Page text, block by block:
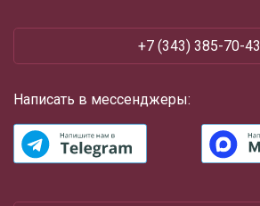
+7 (343) 385-70-43
Написать в мессенджеры: